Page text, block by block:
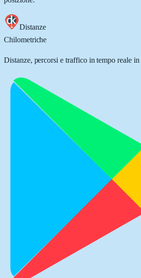
Distanze
Chilometriche
Distanze, percorsi e traffico in tempo reale